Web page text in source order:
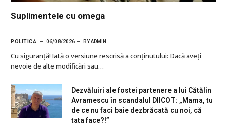
Suplimentele cu omega
POLITICĂ 06/08/2026 BYADMIN
Cu siguranţă! Iată o versiune rescrisă a conținutului: Dacă aveți
nevoie de alte modificări sau…
Dezvăluiri ale fostei partenere a lui Cătălin
Avramescu în scandalul DIICOT: „Mama, tu
de ce nu faci baie dezbrăcată cu noi, că
tata face?!”